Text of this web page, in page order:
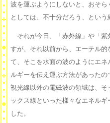
波を運ぶようにしないと、おそ
としては、不十分だろう、という
それが今日、「赤外線」や「紫
すが、それ以前から、エーテル
て、そこを水面の波のようにエ
ルギーを伝え運ぶ方法があった
視光線以外の電磁波の領域は、
ックス線といった様々なエネル
した。